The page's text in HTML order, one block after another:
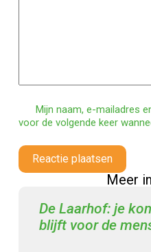
Mijn naam, e-mailadres
voor de volgende keer
Reactie plaatsen
Meer
De Laarhof: je
blijft voor de